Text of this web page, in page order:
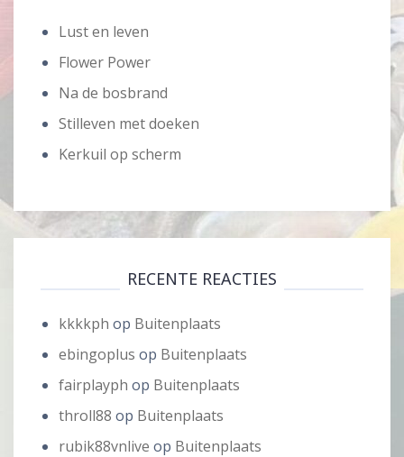
Lust en leven
Flower Power
Na de bosbrand
Stilleven met doeken
Kerkuil op scherm
RECENTE REACTIES
kkkkph op Buitenplaats
ebingoplus op Buitenplaats
fairplayph op Buitenplaats
throll88 op Buitenplaats
rubik88vnlive op Buitenplaats